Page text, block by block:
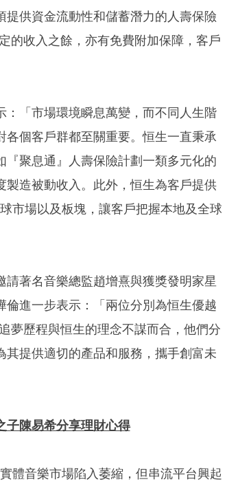
供資金流動性和儲蓄潛力的人壽保險
的收入之餘，亦有免費附加保障，客戶
「市場環境瞬息萬變，而不同人生階
個客戶群都至關重要。恒生一直秉承
聚息通』人壽保險計劃一類多元化的
造被動收入。此外，恒生為客戶提供
市場以及板塊，讓客戶把握本地及全球
著名音樂總監趙增熹與獲獎發明家星
進一步表示：「兩位分別為恒生優越
夢歷程與恒生的理念不謀而合，他們分
提供適切的產品和服務，攜手創富未
子陳易希分享理財心得
體音樂市場陷入萎縮，但串流平台興起